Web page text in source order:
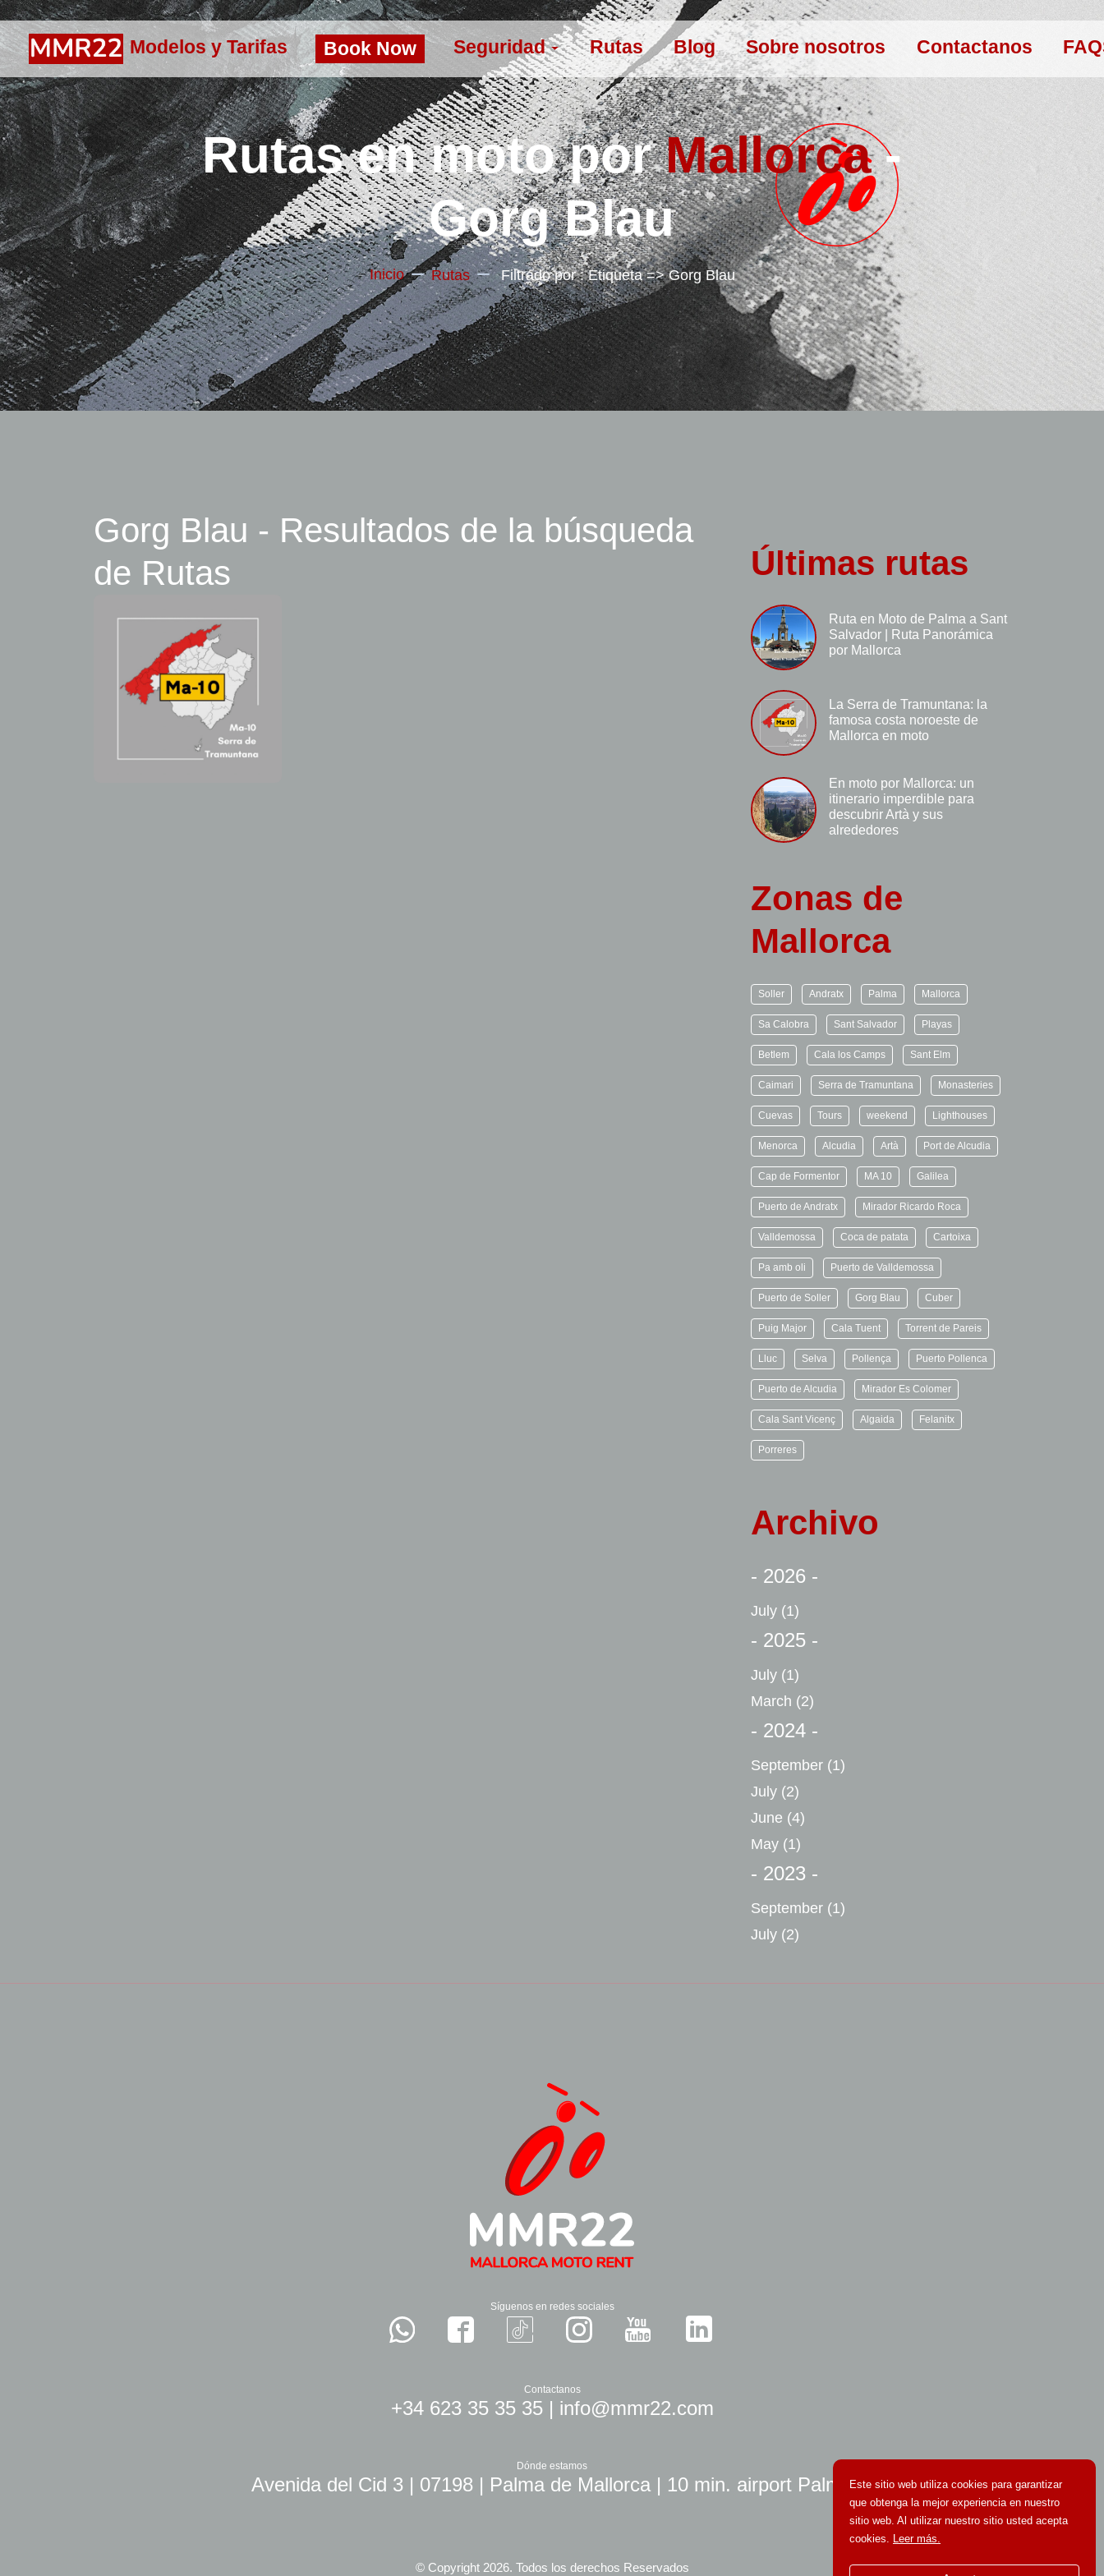
Modelos y Tarifas Book Now Seguridad Rutas Blog Sobre nosotros Contactanos
Rutas en moto porMallorca-
Gorg Blau
Inicio Rutas Filtrado por : Etiqueta => Gorg Blau
Gorg Blau - Resultados de la búsqueda
de Rutas
Últimas rutas
Ruta en Moto de Palma a Sant
Salvador | Ruta Panorámica
por Mallorca
La Serra de Tramuntana: la
famosa costa noroeste de
Mallorca en moto
En moto por Mallorca: un
itinerario imperdible para
descubrir Artà y sus
alrededores
Zonas de
Mallorca
Soller Andratx Palma Mallorca
Sa Calobra Sant Salvador Playas
Betlem Cala los Camps Sant Elm
Caimari Serra de Tramuntana Monasteries
Cuevas Tours weekend Lighthouses
Menorca Alcudia Artà Port de Alcudia
Cap de Formentor MA 10 Galilea
Puerto de Andratx Mirador Ricardo Roca
Valldemossa Coca de patata Cartoixa
Pa amb oli Puerto de Valldemossa
Puerto de Soller Gorg Blau Cuber
Puig Major Cala Tuent Torrent de Pareis
Lluc Selva Pollença Puerto Pollenca
Puerto de Alcudia Mirador Es Colomer
Cala Sant Vicenç Algaida Felanitx
Porreres
Archivo
- 2026 -
July (1)
- 2025 -
July (1)
March (2)
- 2024 -
September (1)
July (2)
June (4)
May (1)
- 2023 -
September (1)
July (2)
Síguenos en redes sociales
Contactanos
+34 623 35 35 35| info@mmr22.com
Dónde estamos
Avenida del Cid 3 | 07198 | Palma de Mallorca | 10 min. airport Palma
© Copyright 2026. Todos los derechos Reservados
Este sitio web utiliza cookies para garantizar
que obtenga la mejor experiencia en nuestro
sitio web. Al utilizar nuestro sitio usted acepta
cookies. Leer más.